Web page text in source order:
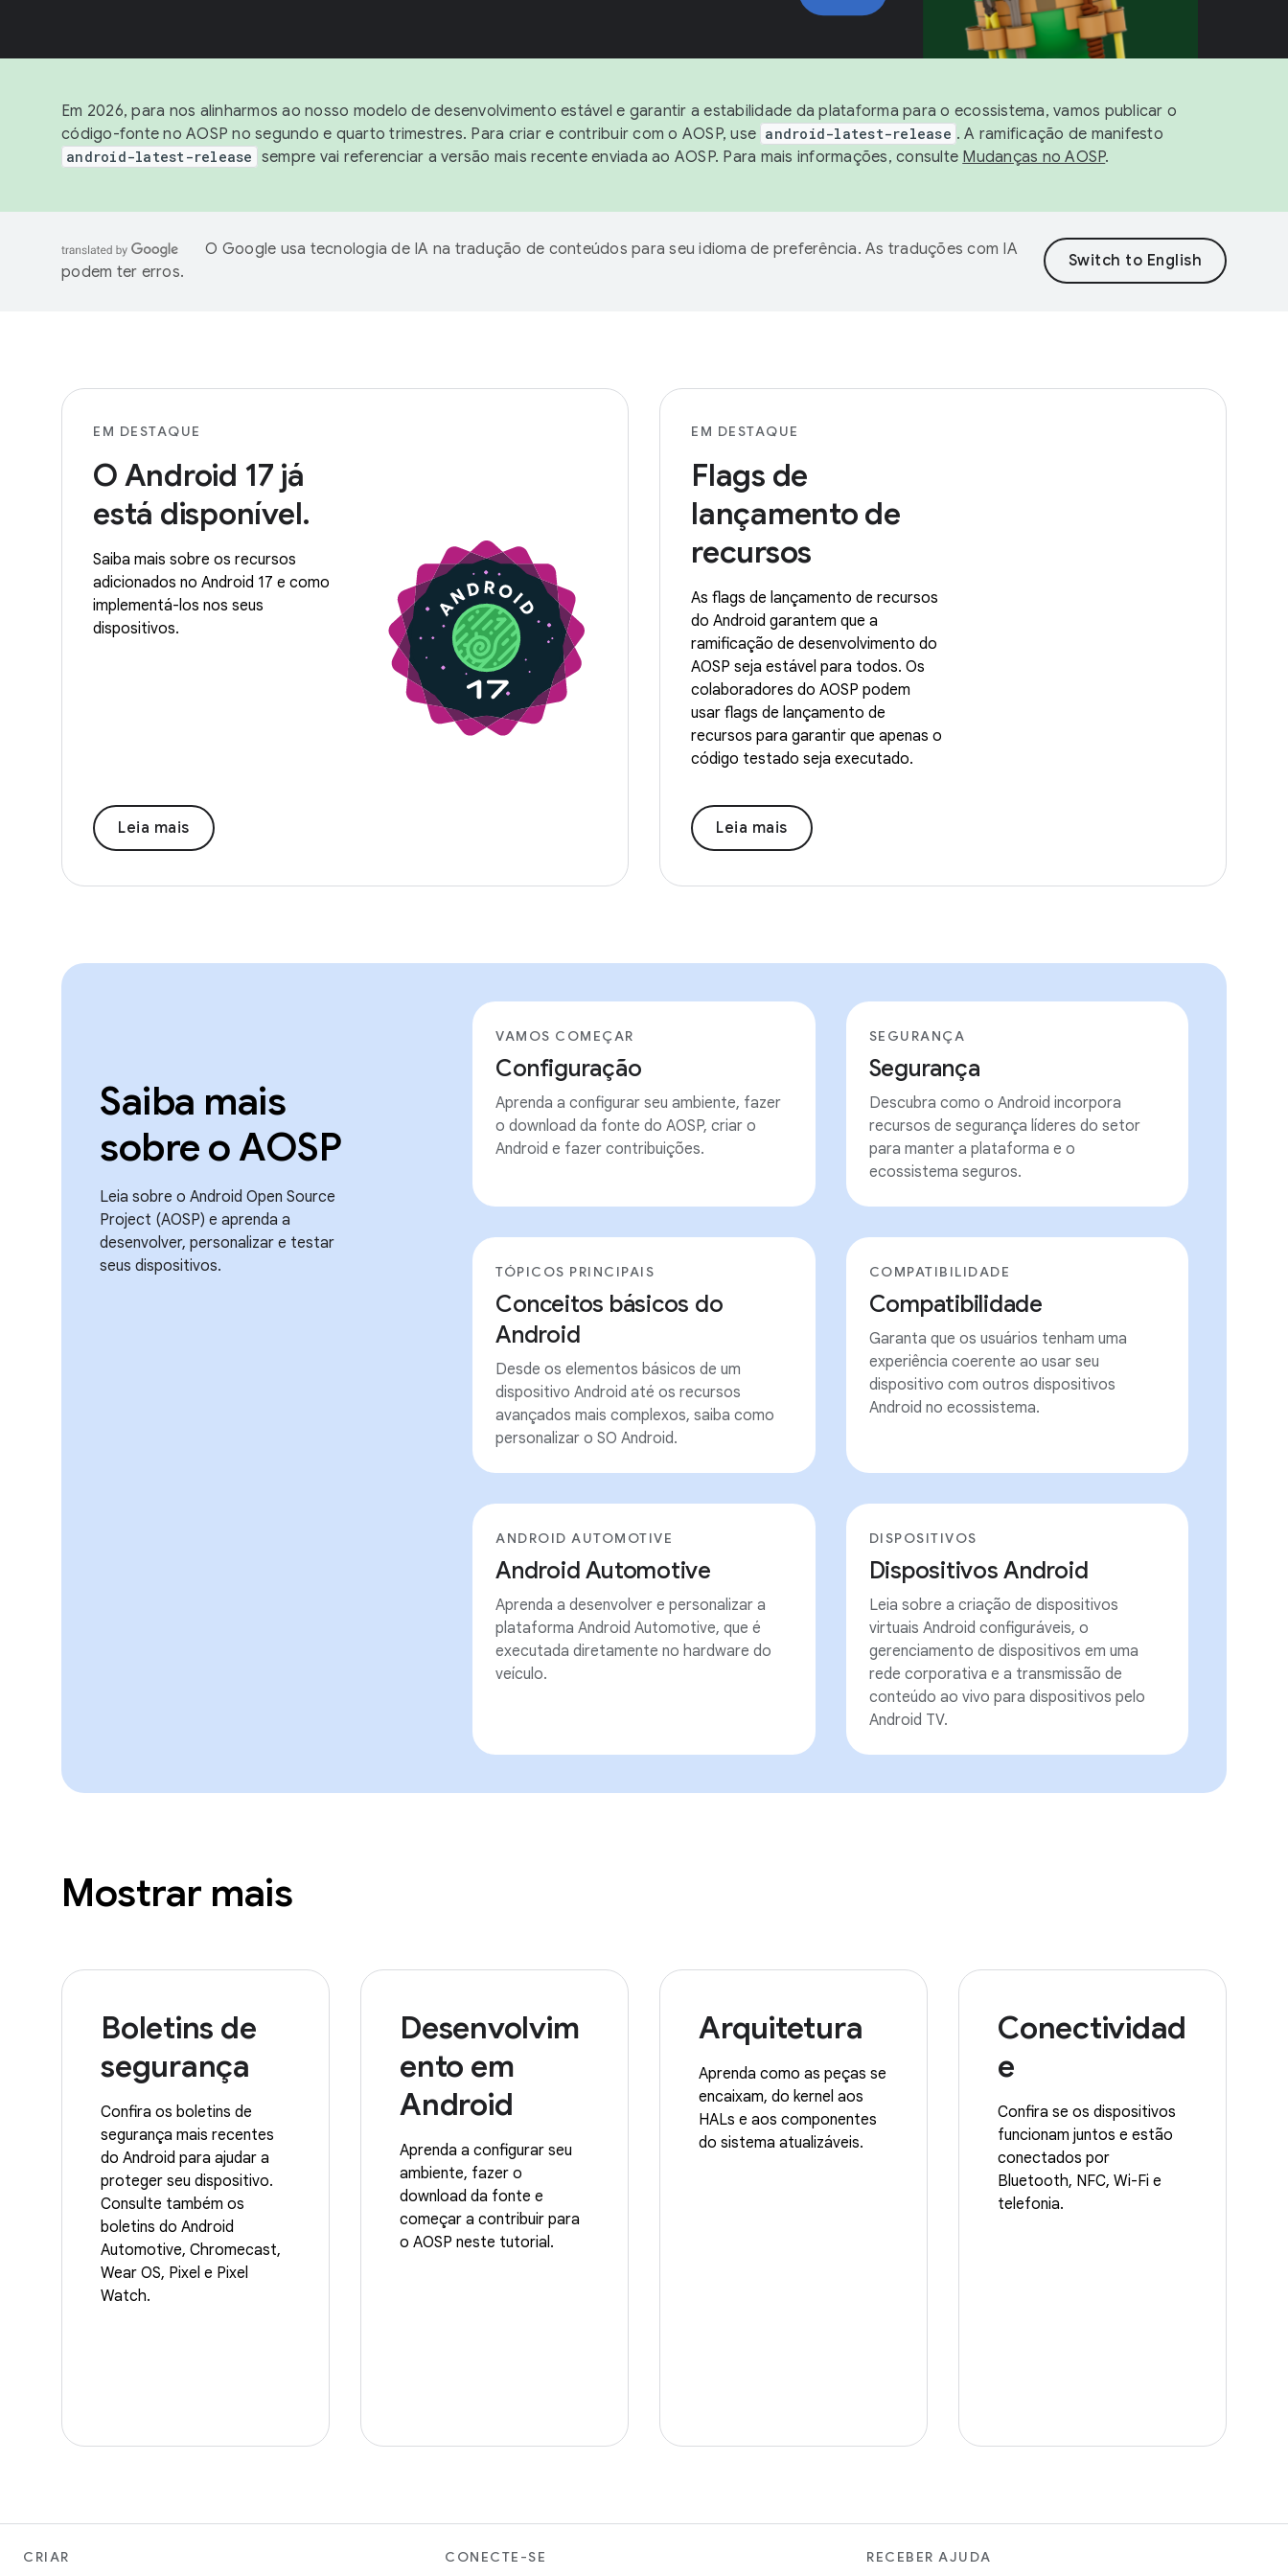
Em 2026, para nos alinharmos ao nosso modelo de desenvolvimento estável e garantir a estabilidade da plataforma para o ecossistema, vamos publicar o
código-fonte no AOSP no segundo e quarto trimestres. Para criar e contribuir com o AOSP, use android-latest-release . A ramificação de manifesto
android-latest-release sempre vai referenciar a versão mais recente enviada ao AOSP. Para mais informações, consulte Mudanças no AOSP.
O Google usa tecnologia de IA na tradução de conteúdos para seu idioma de preferência. As traduções com IA
podem ter erros.
EM DESTAQUE
O Android 17 já
está disponível.
Saiba mais sobre os recursos
adicionados no Android 17 e como
implementá-los nos seus
dispositivos.
Leia mais
EM DESTAQUE
Flags de
lançamento de
recursos
As flags de lançamento de recursos
do Android garantem que a
ramificação de desenvolvimento do
AOSP seja estável para todos. Os
colaboradores do AOSP podem
usar flags de lançamento de
recursos para garantir que apenas o
código testado seja executado.
Leia mais
Saiba mais
sobre o AOSP
Leia sobre o Android Open Source
Project (AOSP) e aprenda a
desenvolver, personalizar e testar
seus dispositivos.
VAMOS COMEÇAR
Configuração
Aprenda a configurar seu ambiente, fazer
o download da fonte do AOSP, criar o
Android e fazer contribuições.
SEGURANÇA
Segurança
Descubra como o Android incorpora
recursos de segurança líderes do setor
para manter a plataforma e o
ecossistema seguros.
TÓPICOS PRINCIPAIS
Conceitos básicos do
Android
Desde os elementos básicos de um
dispositivo Android até os recursos
avançados mais complexos, saiba como
personalizar o SO Android.
COMPATIBILIDADE
Compatibilidade
Garanta que os usuários tenham uma
experiência coerente ao usar seu
dispositivo com outros dispositivos
Android no ecossistema.
ANDROID AUTOMOTIVE
Android Automotive
Aprenda a desenvolver e personalizar a
plataforma Android Automotive, que é
executada diretamente no hardware do
veículo.
DISPOSITIVOS
Dispositivos Android
Leia sobre a criação de dispositivos
virtuais Android configuráveis, o
gerenciamento de dispositivos em uma
rede corporativa e a transmissão de
conteúdo ao vivo para dispositivos pelo
Android TV.
Mostrar mais
Boletins de
segurança
Confira os boletins de
segurança mais recentes
do Android para ajudar a
proteger seu dispositivo.
Consulte também os
boletins do Android
Automotive, Chromecast,
Wear OS, Pixel e Pixel
Watch.
Desenvolvim
ento em
Android
Aprenda a configurar seu
ambiente, fazer o
download da fonte e
começar a contribuir para
o AOSP neste tutorial.
Arquitetura
Aprenda como as peças se
encaixam, do kernel aos
HALs e aos componentes
do sistema atualizáveis.
Conectividad
e
Confira se os dispositivos
funcionam juntos e estão
conectados por
Bluetooth, NFC, Wi-Fi e
telefonia.
CRIAR CONECTE-SE RECEBER AJUDA